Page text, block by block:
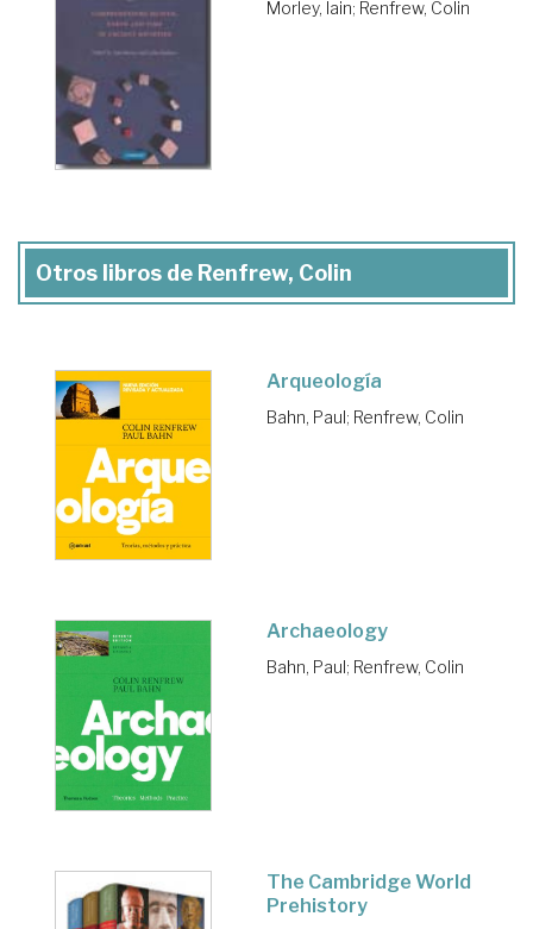
Morley, Iain; Renfrew, Colin
Otros libros de Renfrew, Colin
Arqueología
Bahn, Paul; Renfrew, Colin
Archaeology
Bahn, Paul; Renfrew, Colin
The Cambridge World
Prehistory